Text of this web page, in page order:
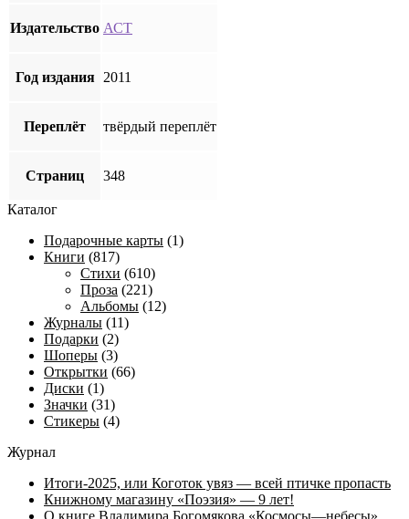
Издательство АСТ
Год издания 2011
Переплёт твёрдый переплёт
Страниц 348
Каталог
Подарочные карты (1)
Книги (817)
Стихи (610)
Проза (221)
Альбомы (12)
Журналы (11)
Подарки (2)
Шоперы (3)
Открытки (66)
Диски (1)
Значки (31)
Стикеры (4)
Журнал
Итоги-2025, или Коготок увяз — всей птичке пропасть
Книжному магазину «Поэзия» — 9 лет!
О книге Владимира Богомякова «Космосы—небесы»